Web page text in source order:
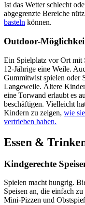
Ist das Wetter schlecht
abgegrenzte Bereiche
basteln können.
Outdoor-
Ein Spielplatz vor Ort mit
12-Jährige eine Weile.
Gummitwist spielen oder
Langeweile. Ältere
eine Torwand erlaubt es
beschäftigen. Vielleicht
Kindern zu zeigen, wie
vertrieben haben.
Essen &
Kindgerechte
Spielen macht hungrig.
Speisen an, die einfach
Mini-Pizzen und